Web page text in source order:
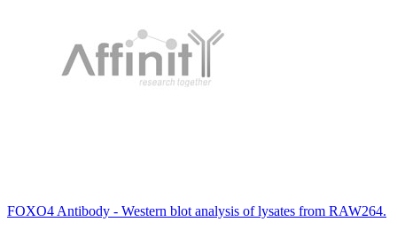
FOXO4 Antibody - Western blot analysis of lysates from RAW264.